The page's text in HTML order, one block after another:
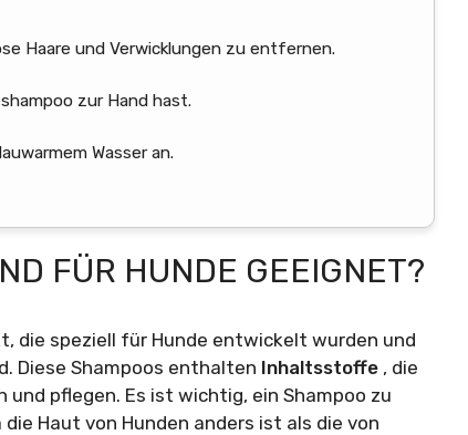
Haare und Verwicklungen zu entfernen.
zur Hand hast.
Wasser an.
FÜR HUNDE GEEIGNET?
die speziell für Hunde entwickelt wurden und
Diese Shampoos enthalten Inhaltsstoffe , die
und pflegen. Es ist wichtig, ein Shampoo zu
Haut von Hunden anders ist als die von